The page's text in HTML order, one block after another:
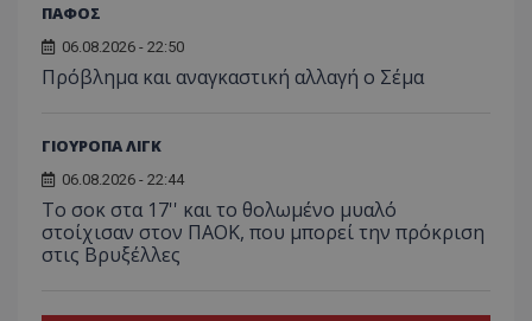
ΠΑΦΟΣ
06.08.2026 - 22:50
Πρόβλημα και αναγκαστική αλλαγή ο Σέμα
ΓΙΟΥΡΟΠΑ ΛΙΓΚ
06.08.2026 - 22:44
Το σοκ στα 17'' και το θολωμένο μυαλό
στοίχισαν στον ΠΑΟΚ, που μπορεί την πρόκριση
στις Βρυξέλλες